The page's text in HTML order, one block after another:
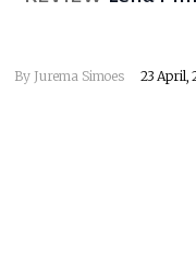
By Jurema Simoes 23 April,